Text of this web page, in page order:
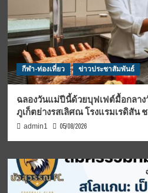
กีฬา-ท่องเที่ยว ข่าวประชาสัมพันธ์
ฉลองวันแม่ปีนี้ด้วยบุฟเฟต์มื้อกลา
ภูเก็ตย่างรสเลิศณ โรงแรมเรดิสัน
admin1 05/08/2026